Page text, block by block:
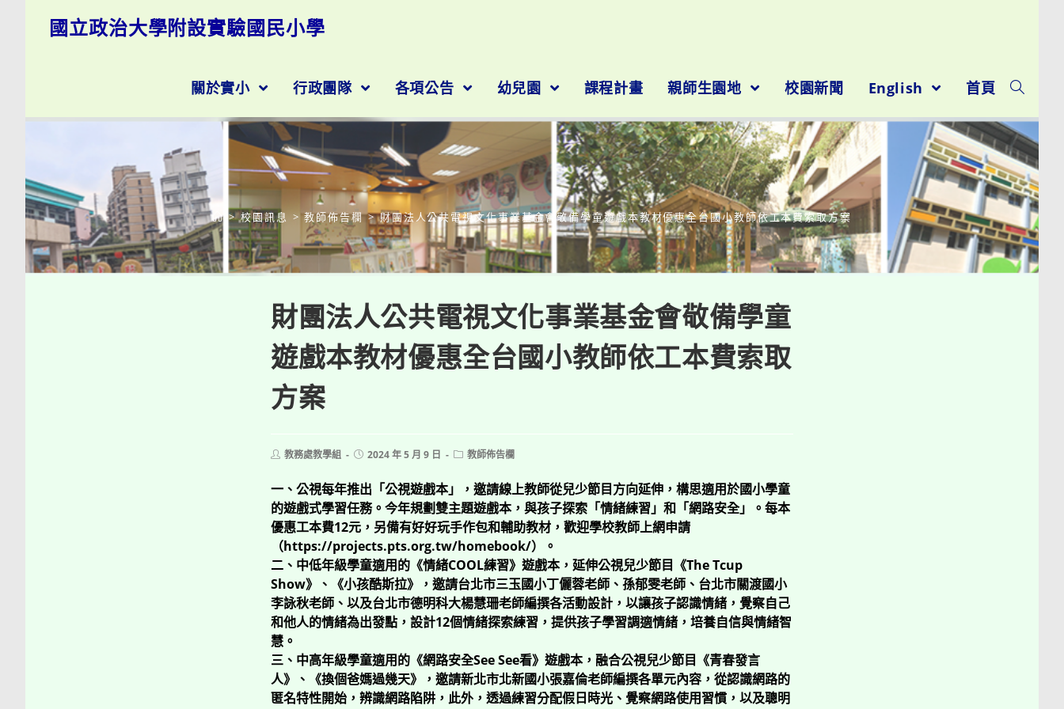
國立政治大學附設實驗國民小學
關於實小 行政團隊 各項公告 幼兒園 課程計畫 親師生園地 校園新聞 English 首頁
部落格
> 校園訊息 > 教師佈告欄 > 財團法人公共電視文化事業基金會敬備學童遊戲本教材優惠全台國小教師依工本費索取方案
財團法人公共電視文化事業基金會敬備學童
遊戲本教材優惠全台國小教師依工本費索取
方案
Post教務處教學組
Post2024 年 5 月 9 日
Post教師佈告欄
一、公視每年推出「公視遊戲本」，邀請線上教師從兒少節目方向延伸，構思適用於國小學童
的遊戲式學習任務。今年規劃雙主題遊戲本，與孩子探索「情緒練習」和「網路安全」。每本
優惠工本費12元，另備有好好玩手作包和輔助教材，歡迎學校教師上網申請
（https://projects.pts.org.tw/homebook/）。
二、中低年級學童適用的《情緒COOL練習》遊戲本，延伸公視兒少節目《The Tcup
Show》、《小孩酷斯拉》，邀請台北市三玉國小丁儷蓉老師、孫郁雯老師、台北市關渡國小
李詠秋老師、以及台北市德明科大楊慧珊老師編撰各活動設計，以讓孩子認識情緒，覺察自己
和他人的情緒為出發點，設計12個情緒探索練習，提供孩子學習調適情緒，培養自信與情緒智
慧。
三、中高年級學童適用的《網路安全See See看》遊戲本，融合公視兒少節目《青春發言
人》、《換個爸媽過幾天》，邀請新北市北新國小張嘉倫老師編撰各單元內容，從認識網路的
匿名特性開始，辨識網路陷阱，此外，透過練習分配假日時光、覺察網路使用習慣，以及聰明